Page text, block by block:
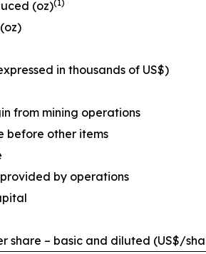
(oz)(1)
in thousands of US$)
from mining operations
before other items
by operations
share – basic and diluted (US$/